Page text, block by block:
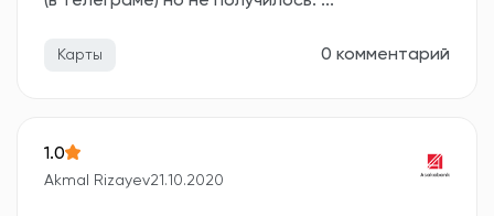
Карты 0 комментарий
1.0
Akmal Rizayev21.10.2020